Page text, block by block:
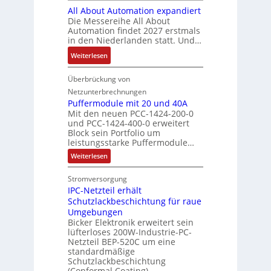
ä
g
t
d
u
r
d
a
s
A
u
s
l
a
n
d
g
e
s
V
o
r
s
t
a
d
d
e
s
V
D
M
A
l
e
k
t
r
i
s
c
s
e
b
e
s
t
ä
t
i
g
e
n
J
a
r
e
s
z
i
e
l
e
r
k
e
t
n
e
i
t
e
r
b
e
i
S
P
N
t
S
t
r
u
k
u
r
i
s
2
0
3
6
f
e
h
l
e
n
4
,
M
i
l
l
i
o
n
e
All About Automation expandiert
Die Messereihe All About
Automation findet 2027 erstmals
in den Niederlanden statt. Und…
Weiterlesen:
A
l
l
A
b
o
u
t
A
u
t
o
m
a
t
i
o
n
Überbrückung von
Netzunterbrechnungen
Puffermodule mit 20 und 40A
Mit den neuen PCC-1424-200-0
und PCC-1424-400-0 erweitert
Block sein Portfolio um
leistungsstarke Puffermodule…
Weiterlesen:
P
f
f
e
r
m
o
d
u
l
e
m
Stromversorgung
IPC-Netzteil erhält
Schutzlackbeschichtung für raue
Umgebungen
Bicker Elektronik erweitert sein
lüfterloses 200W-Industrie-PC-
Netzteil BEP-520C um eine
standardmäßige
Schutzlackbeschichtung